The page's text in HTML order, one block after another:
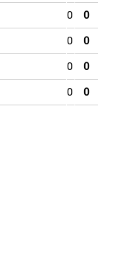
0 0
0 0
0 0
0 0